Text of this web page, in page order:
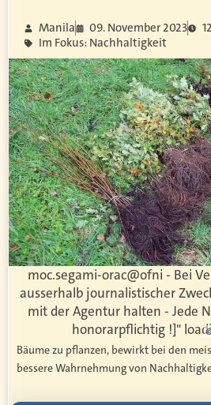
Manila 09. November 2023
Im Fokus: Nachhaltigkeit
moc.segami-orac@ofni - Bei
ausserhalb journalistischer
mit der Agentur halten - Jede
honorarpflichtig !]"
Bäume zu pflanzen, bewirkt bei den
bessere Wahrnehmung von